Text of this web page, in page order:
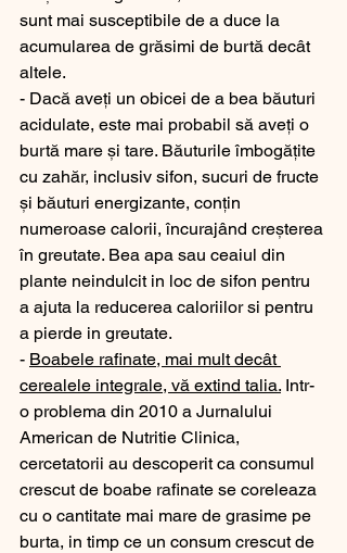
sunt mai susceptibile de a duce la
acumularea de grăsimi de burtă decât
altele.
- Dacă aveți un obicei de a bea băuturi
acidulate, este mai probabil să aveți o
burtă mare și tare. Băuturile îmbogățite
cu zahăr, inclusiv sifon, sucuri de fructe
și băuturi energizante, conțin
numeroase calorii, încurajând creșterea
în greutate. Bea apa sau ceaiul din
plante neindulcit in loc de sifon pentru
a ajuta la reducerea caloriilor si pentru
a pierde in greutate.
- Boabele rafinate, mai mult decât
cerealele integrale, vă extind talia. Intr-
o problema din 2010 a Jurnalului
American de Nutritie Clinica,
cercetatorii au descoperit ca consumul
crescut de boabe rafinate se coreleaza
cu o cantitate mai mare de grasime pe
burta, in timp ce un consum crescut de